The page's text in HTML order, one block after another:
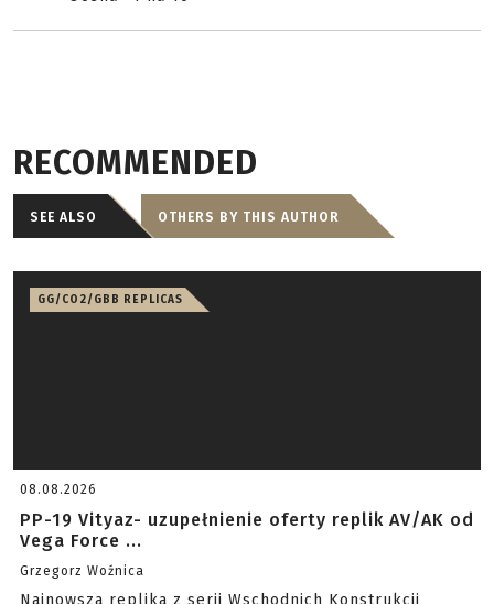
p\Po usunięciu co niektórych usterek i po
przeróbkach , replika ROZLECIAŁA SIĘ NA
PIERWSZEJ STRZELACE .
Kompletny szajs , szkoda pieniędzy . NIE
Ocena -4 na 10
SEE ALSO
GG/CO2/GBB REPLICAS